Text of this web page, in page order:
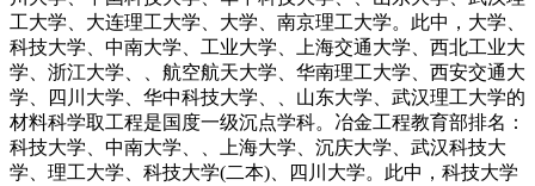
工大学、大连理工大学、大学、南京理工大学。此中，大学、
科技大学、中南大学、工业大学、上海交通大学、西北工业大
学、浙江大学、、航空航天大学、华南理工大学、西安交通大
学、四川大学、华中科技大学、、山东大学、武汉理工大学的
材料科学取工程是国度一级沉点学科。冶金工程教育部排名：
科技大学、中南大学、、上海大学、沉庆大学、武汉科技大
学、理工大学、科技大学(二本)、四川大学。此中，科技大学